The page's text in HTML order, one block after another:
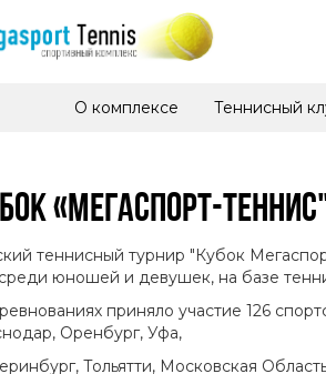
О комплексе Теннисный
«МЕГАСПОРТ-
теннисный турнир "Кубок
юношей и девушек, на базе
приняло участие 126
Оренбург, Уфа,
Тольятти, Московская